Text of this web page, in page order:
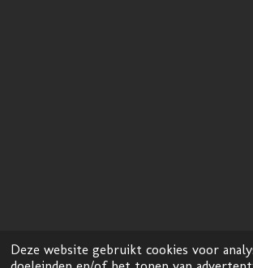
Deze website gebruikt cookies voor